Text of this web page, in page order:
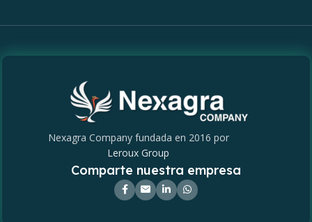
Nexagra Company fundada en 2016 por
Leroux Group
Comparte nuestra empresa